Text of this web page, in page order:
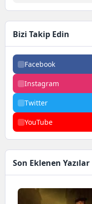
Bizi Takip Edin
Facebook
Instagram
Twitter
YouTube
Son Eklenen Yazılar